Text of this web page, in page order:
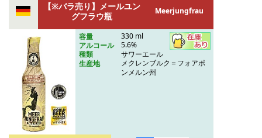
【※バラ売り】メールユン
グフラウ瓶
Meerjungfrau
容量
330 ml
アルコール
5.6%
種類
サワーエール
生産地
メクレンブルク＝フォアポ
ンメルン州